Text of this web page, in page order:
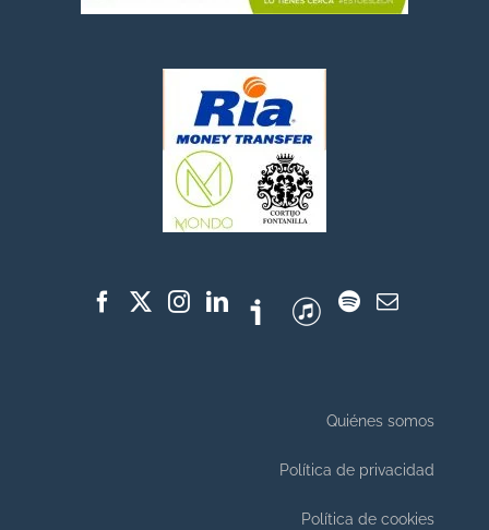
Quiénes somos
Política de privacidad
Política de cookies